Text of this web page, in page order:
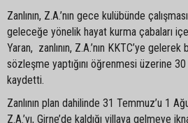
Zanlının, Z.A.’nın gece kulübünde
geleceğe yönelik hayat kurma çabaları
Yaran, zanlının, Z.A.’nın KKTC’ye
sözleşme yaptığını öğrenmesi üzerine
kaydetti.
Zanlının plan dahilinde 31 Temmuz’u 1
Z.A.’yı, Girne’de kaldığı villaya gelmeye